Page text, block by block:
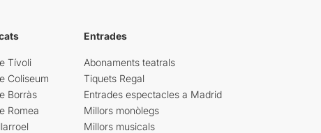
Tívoli
Coliseum
Borràs
Romea
Entrades
Abonaments teatrals
Tiquets Regal
Entrades espectacles a Madrid
Millors monòlegs
Millors musicals